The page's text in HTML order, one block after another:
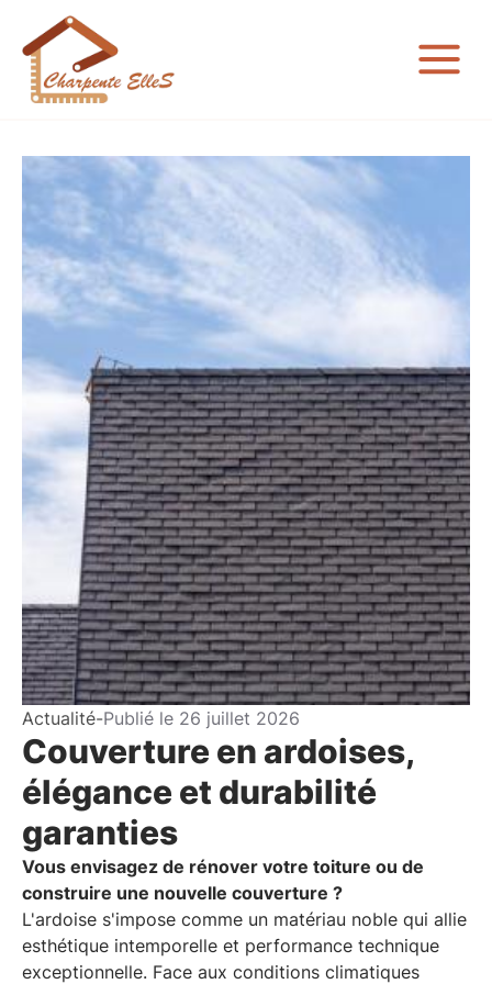
Actualité-Publié le 26 juillet 2026
Couverture en ardoises,
élégance et durabilité
garanties
Vous envisagez de rénover votre toiture ou de
construire une nouvelle couverture ?
L'ardoise s'impose comme un matériau noble qui allie
esthétique intemporelle et performance technique
exceptionnelle. Face aux conditions climatiques